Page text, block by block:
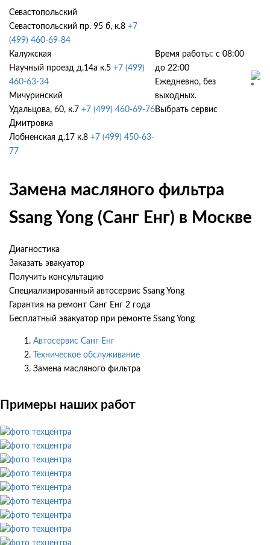
Севастопольский
Севастопольский пр. 95 б, к.8 +7
(499) 460-69-84
Калужская
Научный проезд д.14а к.5 +7 (499)
460-63-34
Мичуринский
Удальцова, 60, к.7 +7 (499) 460-69-76
Дмитровка
Лобненская д.17 к.8 +7 (499) 450-63-
77
Время работы: с 08:00
до 22:00
Ежедневно, без
выходных.
Выбрать сервис
Замена масляного фильтра
Ssang Yong (Санг Енг) в Москве
Диагностика
Заказать эвакуатор
Получить консультацию
Специализированный автосервис Ssang Yong
Гарантия на ремонт Санг Енг 2 года
Бесплатный эвакуатор при ремонте Ssang Yong
Автосервис Санг Енг
Техническое обслуживание
Замена масляного фильтра
Примеры наших работ